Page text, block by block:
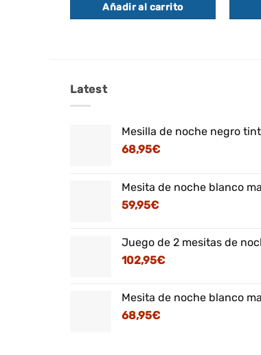
Añadir al carrito
Latest
Mesilla de noche negro
68,95€
Mesita de noche blanco
59,95€
Juego de 2 mesitas de
102,95€
Mesita de noche blanco
68,95€